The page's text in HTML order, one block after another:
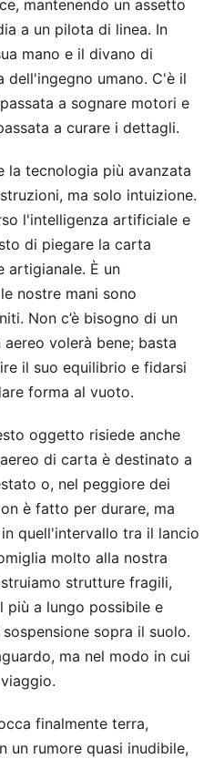
mantenendo un assetto
a un pilota di linea. In
mano e il divano di
umano. C'è il
a sognare motori e
a curare i dettagli.
la tecnologia più avanzata
ma solo intuizione.
l'intelligenza artificiale e
di piegare la carta
artigianale. È un
nostre mani sono
Non c’è bisogno di un
volerà bene; basta
il suo equilibrio e fidarsi
forma al vuoto.
oggetto risiede anche
di carta è destinato a
o, nel peggiore dei
è fatto per durare, ma
quell'intervallo tra il lancio
molto alla nostra
strutture fragili,
più a lungo possibile e
sopra il suolo.
ma nel modo in cui
finalmente terra,
un rumore quasi inudibile,